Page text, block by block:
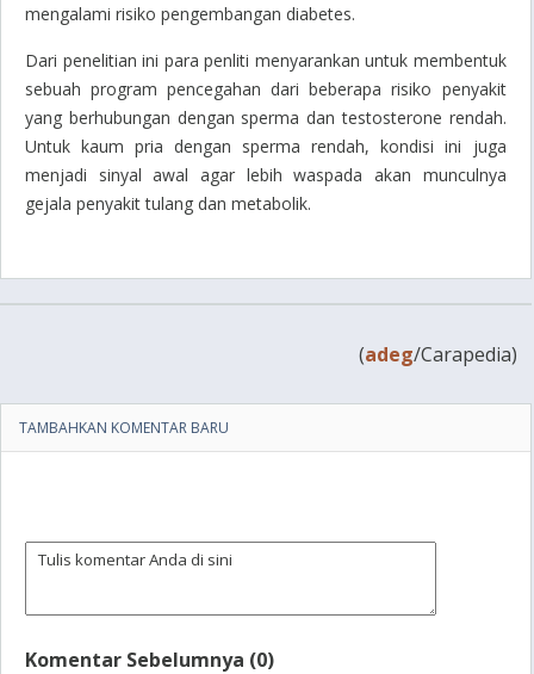
mengalami risiko pengembangan diabetes.
Dari penelitian ini para penliti menyarankan untuk membentuk
sebuah program pencegahan dari beberapa risiko penyakit
yang berhubungan dengan sperma dan testosterone rendah.
Untuk kaum pria dengan sperma rendah, kondisi ini juga
menjadi sinyal awal agar lebih waspada akan munculnya
gejala penyakit tulang dan metabolik.
(adeg/Carapedia)
TAMBAHKAN KOMENTAR BARU
Komentar Sebelumnya (0)